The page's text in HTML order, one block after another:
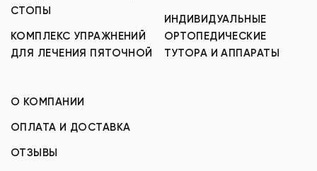
СТОПЫ
КОМПЛЕКС УПРАЖНЕНИЙ
ДЛЯ ЛЕЧЕНИЯ ПЯТОЧНОЙ
ИНДИВИДУАЛЬНЫЕ
ОРТОПЕДИЧЕСКИЕ
ТУТОРА И АППАРАТЫ
О КОМПАНИИ
ОПЛАТА И ДОСТАВКА
ОТЗЫВЫ